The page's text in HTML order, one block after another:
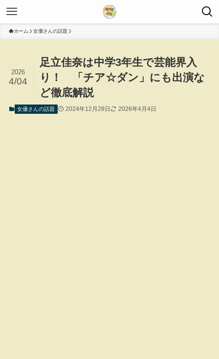
ホーム 女優さんの話題
足立佳奈は中学3年生で芸能界入
り！ 「チア☆ダン」にも出演な
ど徹底解説
2026
4/04
女優さんの話題 2024年12月28日 2026年4月4日